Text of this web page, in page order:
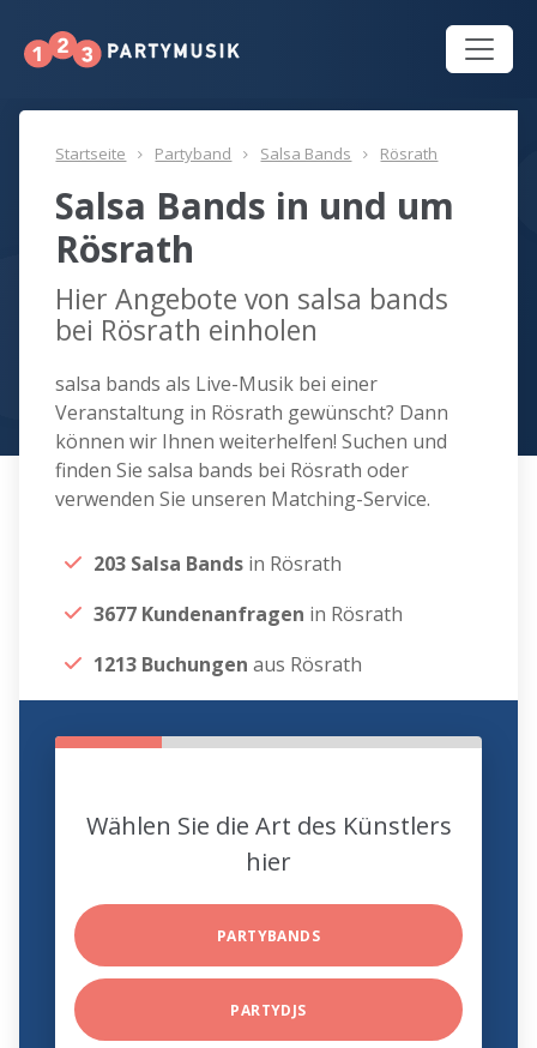
Startseite Partyband Salsa Bands Rösrath
Salsa Bands in und um
Rösrath
Hier Angebote von salsa bands
bei Rösrath einholen
salsa bands als Live-Musik bei einer
Veranstaltung in Rösrath gewünscht? Dann
können wir Ihnen weiterhelfen! Suchen und
finden Sie salsa bands bei Rösrath oder
verwenden Sie unseren Matching-Service.
203 Salsa Bands in Rösrath
3677 Kundenanfragen in Rösrath
1213 Buchungen aus Rösrath
Wählen Sie die Art des Künstlers
hier
PARTYBANDS
PARTYDJS